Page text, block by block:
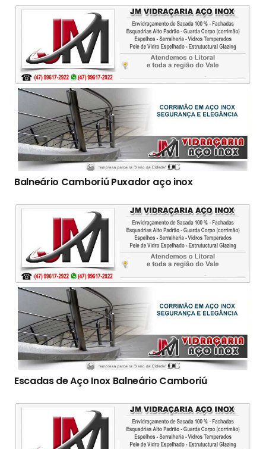
Balneário Camboriú Puxador aço inox
Escadas de Aço Inox Balneário Camboriú